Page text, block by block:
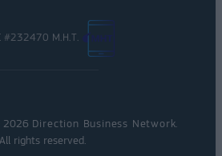
#232470 Μ.Η.Τ.
2026 Direction Business Network
All rights reserved.